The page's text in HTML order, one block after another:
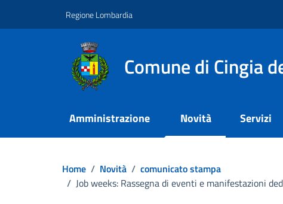
Regione Lombardia
Comune di Cingia
Amministrazione Novità Servizi
Home / Novità / comunicato stampa
/ Job weeks: Rassegna di eventi e manifestazioni